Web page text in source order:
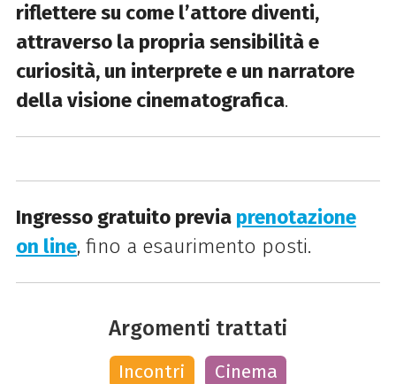
riflettere su come l’attore diventi,
attraverso la propria sensibilità e
curiosità, un interprete e un narratore
della visione cinematografica.
Ingresso gratuito previa prenotazione
on line, fino a esaurimento posti.
Argomenti trattati
Incontri Cinema